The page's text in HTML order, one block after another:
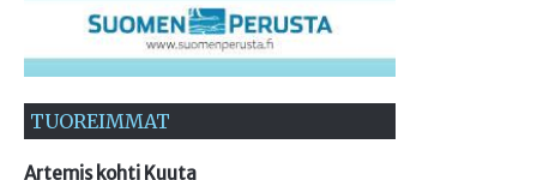
TUOREIMMAT
Artemis kohti Kuuta